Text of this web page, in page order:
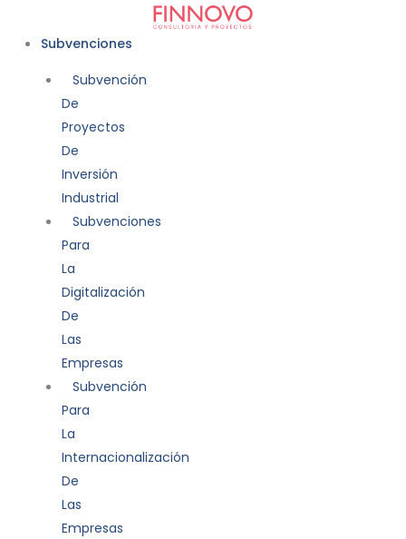
Subvenciones
Subvención
De
Proyectos
De
Inversión
Industrial
Subvenciones
Para
La
Digitalización
De
Las
Empresas
Subvención
Para
La
Internacionalización
De
Las
Empresas